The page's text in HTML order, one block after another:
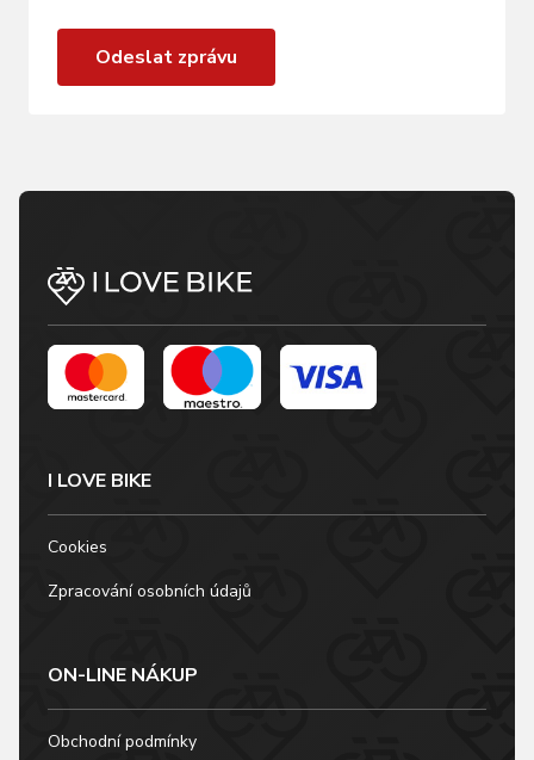
Odeslat zprávu
I LOVE BIKE
Cookies
Zpracování osobních údajů
ON-LINE NÁKUP
Obchodní podmínky